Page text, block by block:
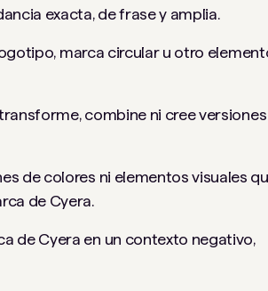
exacta, de frase y amplia.
marca circular u otro
combine ni cree versiones
de colores ni elementos visuales
de Cyera.
de Cyera en un contexto negativo,